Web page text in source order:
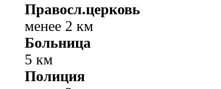
Правосл.церковь
менее 2 км
Больница
5 км
Полиция